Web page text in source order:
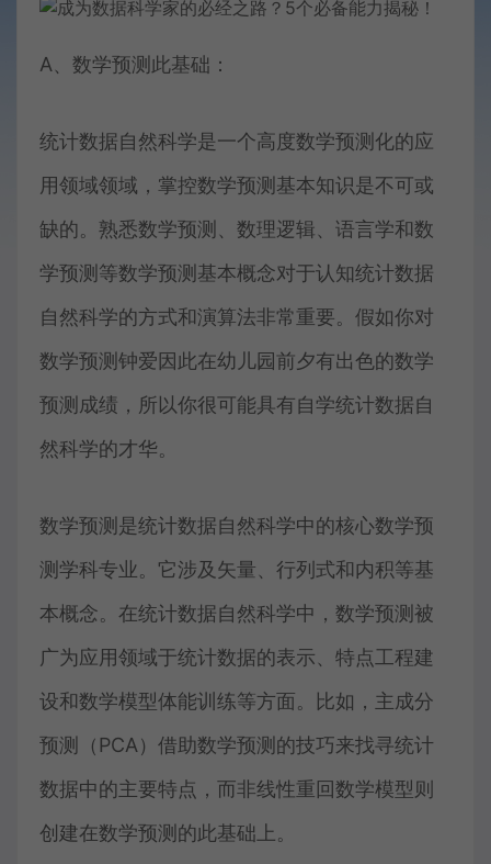
A、数学预测此基础：
统计数据自然科学是一个高度数学预测化的应
用领域领域，掌控数学预测基本知识是不可或
缺的。熟悉数学预测、数理逻辑、语言学和数
学预测等数学预测基本概念对于认知统计数据
自然科学的方式和演算法非常重要。假如你对
数学预测钟爱因此在幼儿园前夕有出色的数学
预测成绩，所以你很可能具有自学统计数据自
然科学的才华。
数学预测是统计数据自然科学中的核心数学预
测学科专业。它涉及矢量、行列式和内积等基
本概念。在统计数据自然科学中，数学预测被
广为应用领域于统计数据的表示、特点工程建
设和数学模型体能训练等方面。比如，主成分
预测（PCA）借助数学预测的技巧来找寻统计
数据中的主要特点，而非线性重回数学模型则
创建在数学预测的此基础上。